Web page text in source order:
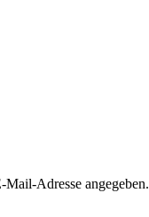
Adresse angegeben.